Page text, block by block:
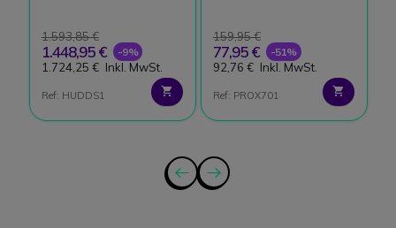
1.593,85 €
1.448,95 € -9%
1.724,25 € Inkl. MwSt.
Ref: HUDDS1
159,95 €
77,95 € -51%
92,76 € Inkl. MwSt.
Ref: PROX701